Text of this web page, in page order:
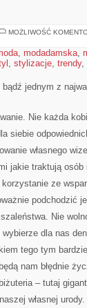
MOŻLIWOŚĆ
, modadamska,
, stylizacje, trendy,
jednym z
Nie każda
siebie
własnego
jakie traktują osób
ze
podchodzić
Nie
dla nas
tego tym
nam błędnie
– tutaj
własnej